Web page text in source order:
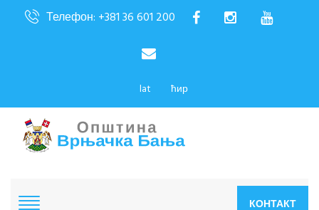
Телефон: +381 36 601 200
lat ћир
КОНТАКТ